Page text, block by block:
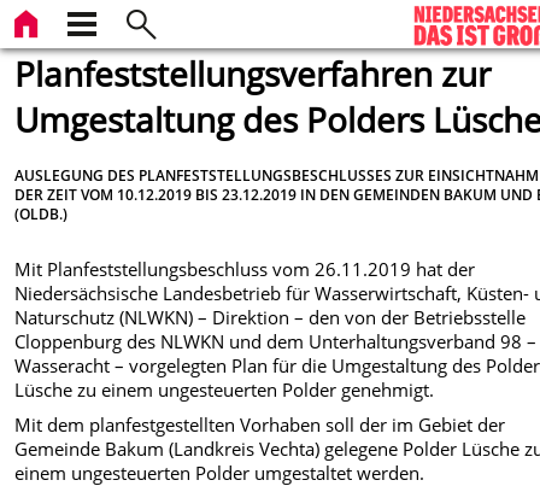
Planfeststellungsverfahren zur
Umgestaltung des Polders
AUSLEGUNG DES PLANFESTSTELLUNGSBESCHLUSSES ZUR
DER ZEIT VOM 10.12.2019 BIS 23.12.2019 IN DEN GEMEINDEN BAKUM UND
(OLDB.)
Mit Planfeststellungsbeschluss vom 26.11.2019 hat der
Niedersächsische Landesbetrieb für Wasserwirtschaft, Küsten-
Naturschutz (NLWKN) – Direktion – den von der Betriebsstelle
Cloppenburg des NLWKN und dem Unterhaltungsverband 98 –
Wasseracht – vorgelegten Plan für die Umgestaltung des
Lüsche zu einem ungesteuerten Polder genehmigt.
Mit dem planfestgestellten Vorhaben soll der im Gebiet der
Gemeinde Bakum (Landkreis Vechta) gelegene Polder Lüsche
einem ungesteuerten Polder umgestaltet werden.